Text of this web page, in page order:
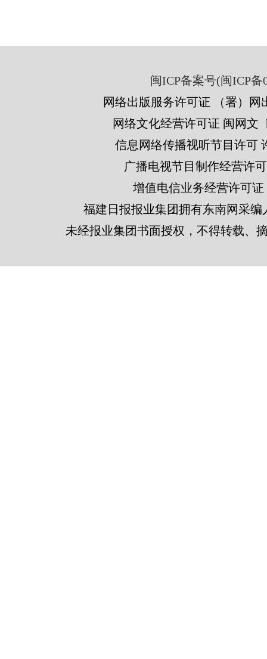
闽ICP备案号(闽ICP备
网络出版服务许可证 （署）网
网络文化经营许可证 闽网文
信息网络传播视听节目许可
广播电视节目制作经营许
增值电信业务经营许可证
福建日报报业集团拥有东南网采
未经报业集团书面授权，不得转载、